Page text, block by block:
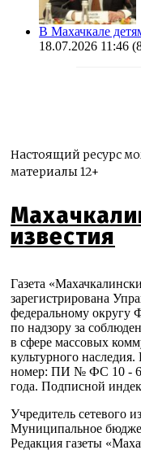
В Махачкале
18.07.2026 11:46
Настоящий ресурс
материалы 12+
известия
Газета
зарегистрирована
федеральному округу
по надзору за
в сфере массовых
культурного
номер: ПИ № ФС 10 -
года. Подписной
Учредитель сетевого
Муниципальное
Редакция газеты